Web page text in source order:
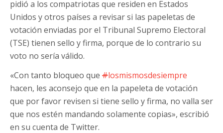
pidió a los compatriotas que residen en Estados
Unidos y otros países a revisar si las papeletas de
votación enviadas por el Tribunal Supremo Electoral
(TSE) tienen sello y firma, porque de lo contrario su
voto no sería válido.
«Con tanto bloqueo que #losmismosdesiempre
hacen, les aconsejo que en la papeleta de votación
que por favor revisen si tiene sello y firma, no valla ser
que nos estén mandando solamente copias», escribió
en su cuenta de Twitter.